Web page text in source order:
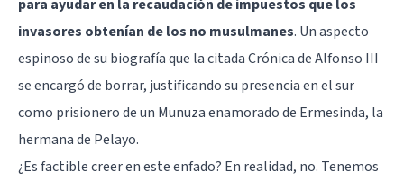
para ayudar en la recaudación de impuestos que los
invasores obtenían de los no musulmanes. Un aspecto
espinoso de su biografía que la citada Crónica de Alfonso III
se encargó de borrar, justificando su presencia en el sur
como prisionero de un Munuza enamorado de Ermesinda, la
hermana de Pelayo.
¿Es factible creer en este enfado? En realidad, no. Tenemos